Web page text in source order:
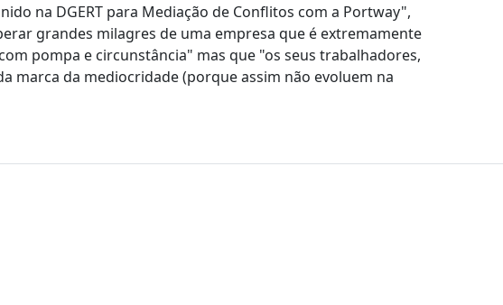
na DGERT para Mediação de Conflitos com a Portway",
grandes milagres de uma empresa que é extremamente
pompa e circunstância" mas que "os seus trabalhadores,
marca da mediocridade (porque assim não evoluem na